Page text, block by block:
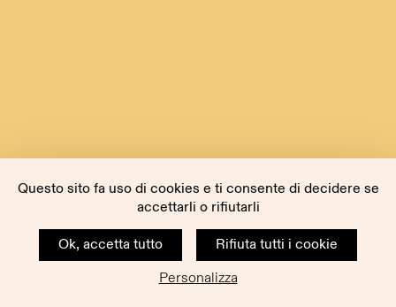
Questo sito fa uso di cookies e ti consente di decidere se
accettarli o rifiutarli
Ok, accetta tutto
Rifiuta tutti i cookie
Personalizza